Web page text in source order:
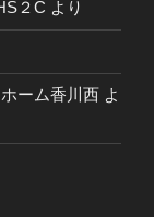
２C より
ーム香川西 よ